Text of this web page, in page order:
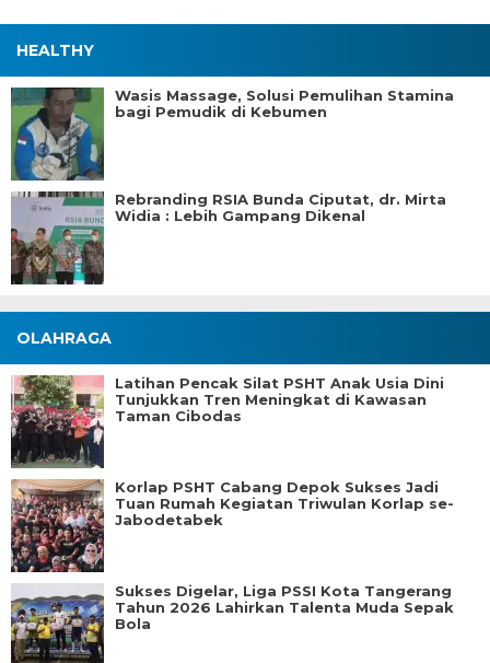
HEALTHY
Wasis Massage, Solusi Pemulihan Stamina
bagi Pemudik di Kebumen
Rebranding RSIA Bunda Ciputat, dr. Mirta
Widia : Lebih Gampang Dikenal
OLAHRAGA
Latihan Pencak Silat PSHT Anak Usia Dini
Tunjukkan Tren Meningkat di Kawasan
Taman Cibodas
Korlap PSHT Cabang Depok Sukses Jadi
Tuan Rumah Kegiatan Triwulan Korlap se-
Jabodetabek
Sukses Digelar, Liga PSSI Kota Tangerang
Tahun 2026 Lahirkan Talenta Muda Sepak
Bola